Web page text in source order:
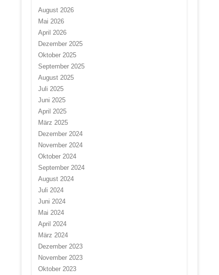
August 2026
Mai 2026
April 2026
Dezember 2025
Oktober 2025
September 2025
August 2025
Juli 2025
Juni 2025
April 2025
März 2025
Dezember 2024
November 2024
Oktober 2024
September 2024
August 2024
Juli 2024
Juni 2024
Mai 2024
April 2024
März 2024
Dezember 2023
November 2023
Oktober 2023